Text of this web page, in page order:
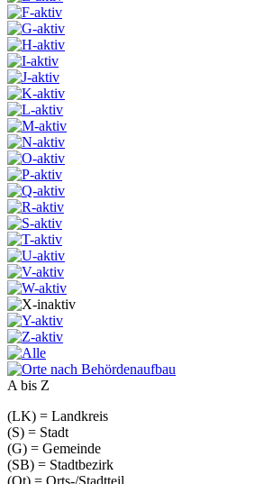
A bis Z
(LK) = Landkreis
(S) = Stadt
(G) = Gemeinde
(SB) = Stadtbezirk
(Ot) = Orts-/Stadtteil